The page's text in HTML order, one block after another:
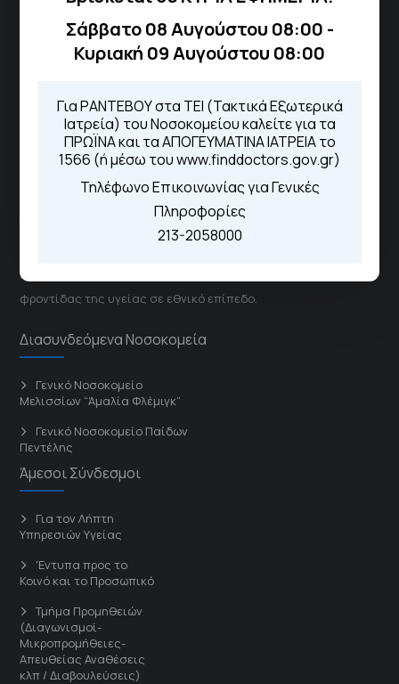
Σάββατο 08 Αυγούστου 08:00 -
Κυριακή 09 Αυγούστου 08:00
Για ΡΑΝΤΕΒΟΥ στα ΤΕΙ (Τακτικά Εξωτερικά
Ιατρεία) του Νοσοκομείου καλείτε για τα
ΠΡΩΪΝΑ και τα ΑΠΟΓΕΥΜΑΤΙΝΑ ΙΑΤΡΕΙΑ το
1566 (ή μέσω του www.finddoctors.gov.gr)
Τηλέφωνο Επικοινωνίας για Γενικές
Πληροφορίες
213-2058000
Από τον ιστότοποeΡαντεβού
Καλώντας στην φωνητική πύλη του
App"
ΓΝΑ Νοσοκομείο Σισμανόγλειο - Αμαλία Φλέμιγκ
Το Σισμανόγλειο συνεργάζεται με άλλα νοσηλευτικά
ειδικών προγραμμάτων βελτίωσης της ποιότητας
φροντίδας της υγείας σε εθνικό επίπεδο.
Διασυνδεόμενα Νοσοκομεία
Γενικό Νοσοκομείο
Μελισσίων “Άμαλία Φλέμιγκ”
Γενικό Νοσοκομείο Παίδων
Πεντέλης
Άμεσοι Σύνδεσμοι
Για τον Λήπτη
Υπηρεσιών Υγείας
'Εντυπα προς το
Κοινό και το Προσωπικό
Τμήμα Προμηθειών
(Διαγωνισμοί-
Μικροπρομήθειες-
Απευθείας Αναθέσεις
κλπ / Διαβουλεύσεις)